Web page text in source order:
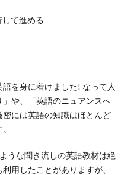
て進める
語を身に着けました! なって人
や、
「英語のニュアンスへ
には英語の知識はほとんど
うな聞き流しの英語教材は絶
用したことがありますが、